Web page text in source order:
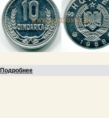
Подробнее